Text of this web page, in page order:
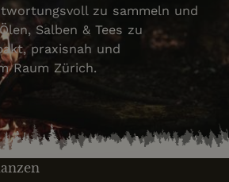
zu sammeln und
Salben & Tees zu
praxisnah und
Raum Zürich.